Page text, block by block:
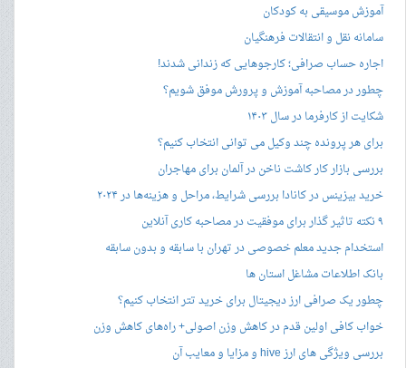
آموزش موسیقی به کودکان
سامانه نقل و انتقالات فرهنگیان
اجاره حساب صرافی؛ کارجوهایی که زندانی شدند!
چطور در مصاحبه‌ آموزش و پرورش موفق شویم؟
شکایت از کارفرما در سال ۱۴۰۳
برای هر پرونده چند وکیل می توانی انتخاب کنیم؟
بررسی بازار کار کاشت ناخن در آلمان برای مهاجران
خرید بیزینس در کانادا بررسی شرایط، مراحل و هزینه‌ها در ۲۰۲۴
۹ نکته تاثیر گذار برای موفقیت در مصاحبه کاری آنلاین
استخدام جدید معلم خصوصی در تهران با سابقه و بدون سابقه
بانک اطلاعات مشاغل استان ها
چطور یک صرافی ارز دیجیتال برای خرید تتر انتخاب کنیم؟
خواب کافی اولین قدم در کاهش وزن اصولی+ راه‌های کاهش وزن
بررسی ویژگی های ارز hive و مزایا و معایب آن